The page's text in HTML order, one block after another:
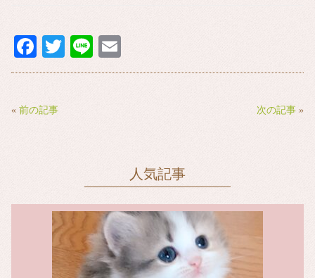
Fa
ce
ok
T
wi
Li
ne m
« 前の記事 次の記事 »
人気記事